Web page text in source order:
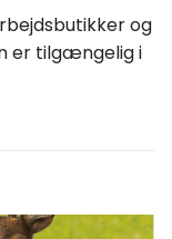
og
er tilgængelig i